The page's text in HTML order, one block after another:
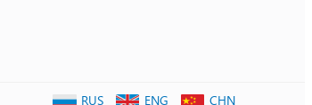
RUS ENG CHN